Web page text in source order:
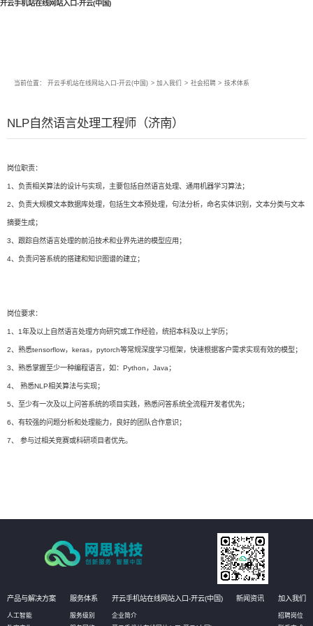
开云手机站在线网站入口-开云(中国)
当前位置： 开云手机站在线网站入口-开云(中国) > 加入我们 > 社会招聘 > 技术体系
NLP自然语言处理工程师（济南）
岗位职责：
1、负责相关算法的设计与实现，主要包括自然语言处理、通用机器学习算法；
2、负责大规模文本数据库处理，包括生文本预处理，句法分析，命名实体识别，文本分类与文本
摘要生成；
3、跟踪自然语言处理的前沿技术和业界先进的模型应用；
4、负责问答系统的搭建和知识图谱的建立；
岗位要求：
1、1年及以上自然语言处理方向研究或工作经验，统招本科及以上学历；
2、熟悉tensorflow，keras，pytorch等常规深度学习框架，快速根据客户需求实现有效的模型；
3、熟悉掌握至少一种编程语言，如：Python，Java；
4、 熟悉NLP相关算法与实现；
5、至少有一次及以上问答系统的项目实践，熟悉问答系统全流程开发者优先；
6、有较强的问题分析和处理能力，良好的团队合作意识；
7、 参与过相关竞赛或科研项目者优先。
产品与解决方案
人工智能
服务体系
服务级别
开云手机站在线网站入口-开云(中国)
企业简介
新闻资讯 加入我们
招聘岗位